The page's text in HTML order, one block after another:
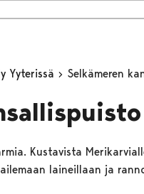
Yyterissä Selkämeren
Kustavista
laineillaan ja